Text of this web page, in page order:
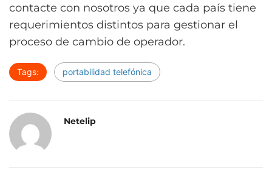
contacte con nosotros ya que cada país tiene
requerimientos distintos para gestionar el
proceso de cambio de operador.
Tags: portabilidad telefónica
Netelip